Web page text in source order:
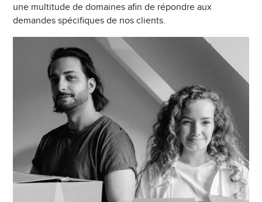
une multitude de domaines afin de répondre aux
demandes spécifiques de nos clients.